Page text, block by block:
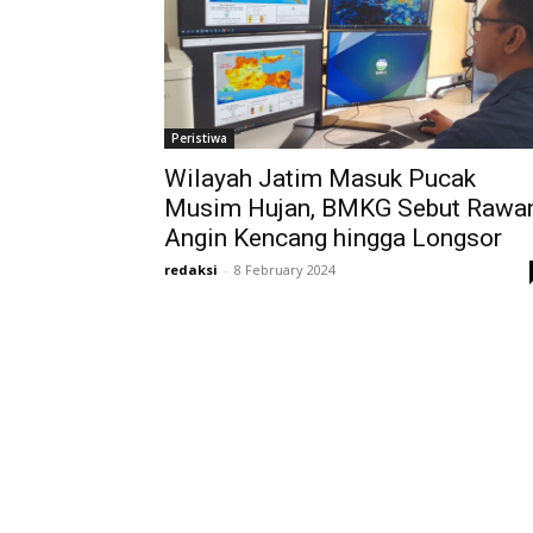
Peristiwa
Wilayah Jatim Masuk Pucak
Musim Hujan, BMKG Sebut
Angin Kencang hingga Longsor
redaksi - 8 February 2024